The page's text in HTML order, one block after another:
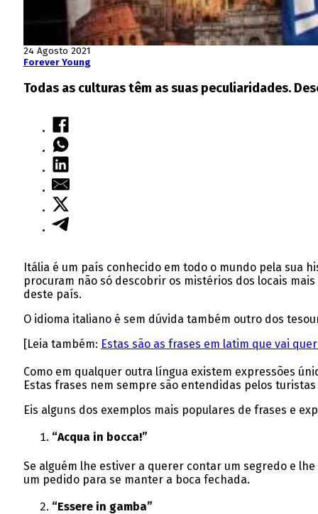
24 Agosto 2021
Forever Young
Todas as culturas têm as suas peculiaridades.
Itália é um país conhecido em todo o mundo pela sua
procuram não só descobrir os mistérios dos locais
deste país.
O idioma italiano é sem dúvida também outro dos
[Leia também: Estas são as frases em latim que vai
Como em qualquer outra língua existem expressões
Estas frases nem sempre são entendidas pelos
Eis alguns dos exemplos mais populares de frases e
“Acqua in bocca!”
Se alguém lhe estiver a querer contar um segredo e
um pedido para se manter a boca fechada.
“Essere in gamba”